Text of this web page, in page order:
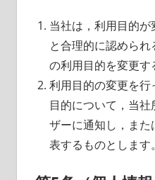
当社は，利用目的
と合理的に認めら
の利用目的を変更す
利用目的の変更を
目的について，当
ザーに通知し，ま
表するものとします。